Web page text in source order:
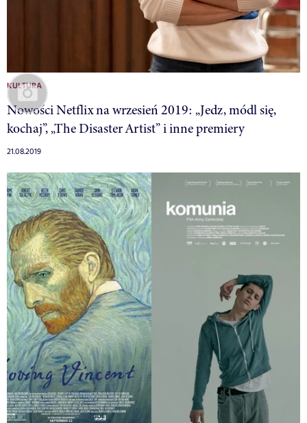
KULTURA
Nowości Netflix na wrzesień 2019: „Jedz, módl się,
kochaj”, „The Disaster Artist” i inne premiery
21.08.2019